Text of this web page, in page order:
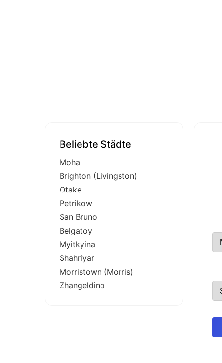
Beliebte Städte
Moha
Brighton (Livingston)
Otake
Petrikow
San Bruno
Belgatoy
Myitkyina
Shahriyar
Morristown (Morris)
Zhangeldino